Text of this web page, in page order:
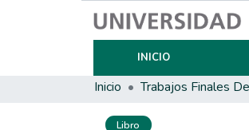
INICIO
Inicio
Libro